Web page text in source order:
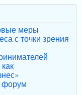
меры
с точки зрения
форум